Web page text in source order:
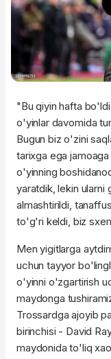
"Bu qiyin hafta
o'yinlar davomida
Bugun biz o'zini
tarixga ega
o'yinning
yaratdik, lekin ularni
almashtirildi,
to'g'ri keldi, biz
Men yigitlarga
uchun tayyor
o'yinni o'zgartirish
maydonga
Trossardga ajoyib
birinchisi - David
maydonida to'liq